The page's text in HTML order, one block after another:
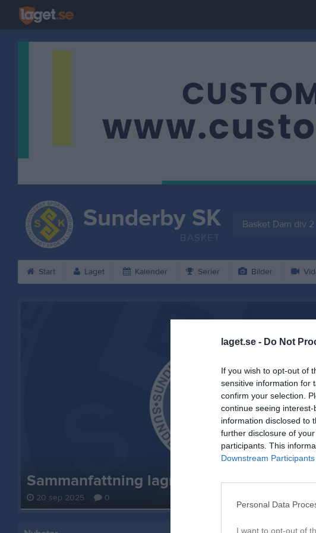
laget.se - Do Not
If you wish to opt-out of
sensitive information for
confirm your selection.
continue seeing
information disclosed to
further disclosure of
participants. This
Downstream Participants
Personal Data
I want to opt-out of
Sunderby SK
BASKET
Basket Dam div 2
Start Laget Kalender Serier Bilder
Sammanfattning lagmötet
20 sep 2025 0